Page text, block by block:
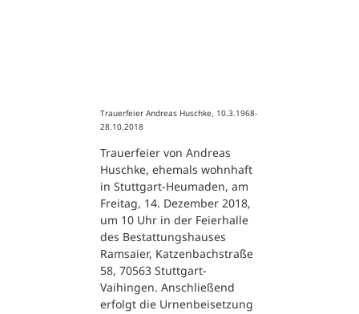
Trauerfeier Andreas Huschke, 10.3.1968-
28.10.2018
Trauerfeier von Andreas
Huschke, ehemals wohnhaft
in Stuttgart-Heumaden, am
Freitag, 14. Dezember 2018,
um 10 Uhr in der Feierhalle
des Bestattungshauses
Ramsaier, Katzenbachstraße
58, 70563 Stuttgart-
Vaihingen. Anschließend
erfolgt die Urnenbeisetzung